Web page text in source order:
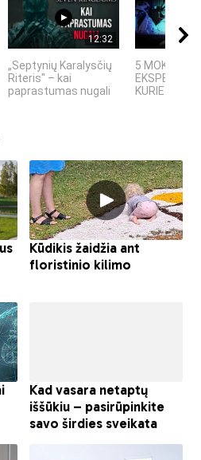
12:32
„Septynių Karalysčių
Riteris" – kai
paprastumas nugali
5 MOKSLINIAI
KURIE